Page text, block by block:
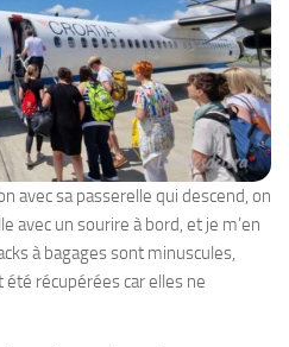
avec sa passerelle qui descend, on
avec un sourire à bord, et je m’en
à bagages sont minuscules,
récupérées car elles ne